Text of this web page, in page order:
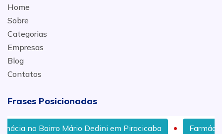
Home
Sobre
Categorias
Empresas
Blog
Contatos
Frases Posicionadas
Bairro Mário Dedini em Piracicaba Farmácia com